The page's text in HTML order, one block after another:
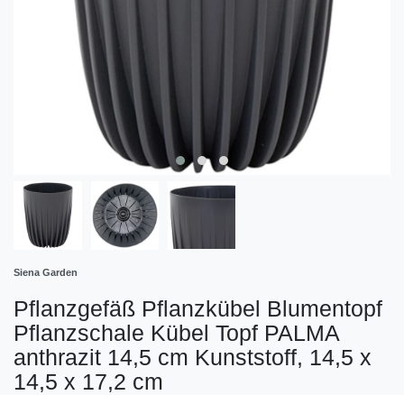
Siena Garden
Pflanzgefäß Pflanzkübel Blumentopf
Pflanzschale Kübel Topf PALMA
anthrazit 14,5 cm Kunststoff, 14,5 x
14,5 x 17,2 cm